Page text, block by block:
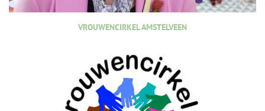
VROUWENCIRKEL AMSTELVEEN